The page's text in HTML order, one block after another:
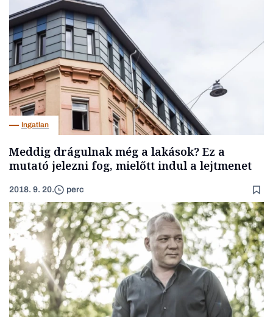
Ingatlan
Meddig drágulnak még a lakások? Ez a
mutató jelezni fog, mielőtt indul a lejtmenet
2018. 9. 20. perc